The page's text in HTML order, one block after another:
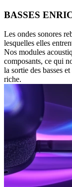
BASSES
Les ondes sonores
lesquelles elles
Nos modules
composants, ce qui
la sortie des basses
riche.